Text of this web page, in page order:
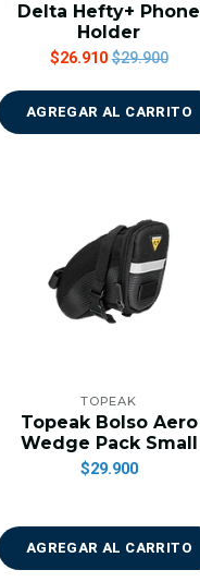
Delta Hefty+ Phone
Holder
$26.910 $29.900
AGREGAR AL CARRITO
TOPEAK
Topeak Bolso Aero
Wedge Pack Small
$29.900
AGREGAR AL CARRITO